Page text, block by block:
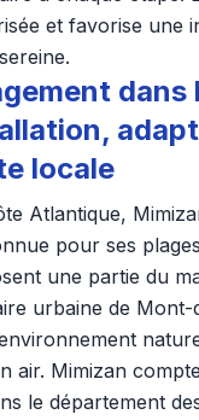
et favorise une
dans
locale
Atlantique,
pour ses
une partie du
urbaine de Mont-
air. Mimizan
le département